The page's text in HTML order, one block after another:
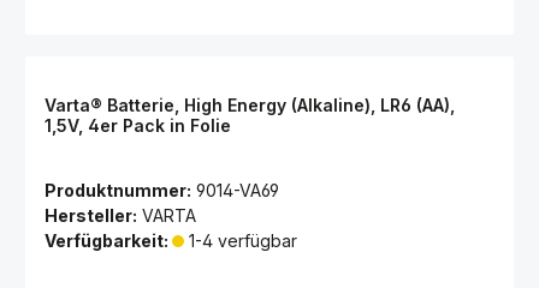
Varta® Batterie, High Energy (Alkaline), LR6 (AA),
1,5V, 4er Pack in Folie
Produktnummer: 9014-VA69
Hersteller: VARTA
Verfügbarkeit:
1-4 verfügbar